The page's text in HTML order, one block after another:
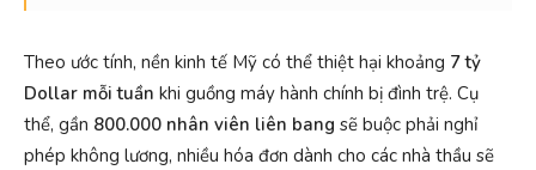
Theo ước tính, nền kinh tế Mỹ có thể thiệt hại khoảng 7 tỷ
Dollar mỗi tuần khi guồng máy hành chính bị đình trệ. Cụ
thể, gần 800.000 nhân viên liên bang sẽ buộc phải nghỉ
phép không lương, nhiều hóa đơn dành cho các nhà thầu sẽ